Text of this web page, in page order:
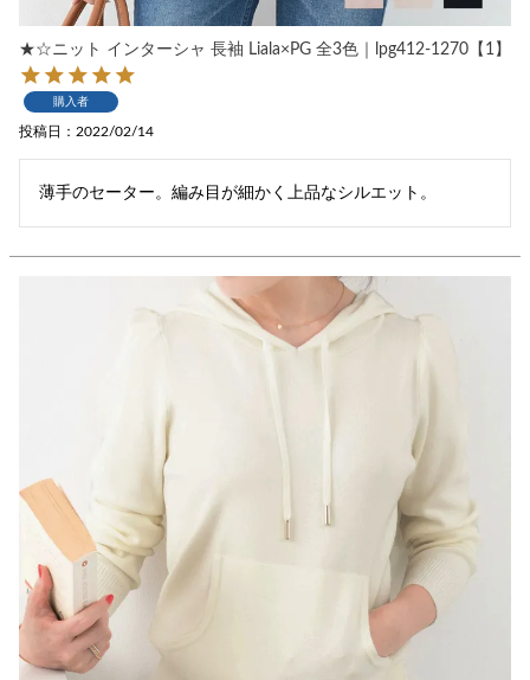
★☆ニット インターシャ 長袖 Liala×PG 全3色｜lpg412-1270【1】
購入者
投稿日 2022/02/14
薄手のセーター。編み目が細かく上品なシルエット。